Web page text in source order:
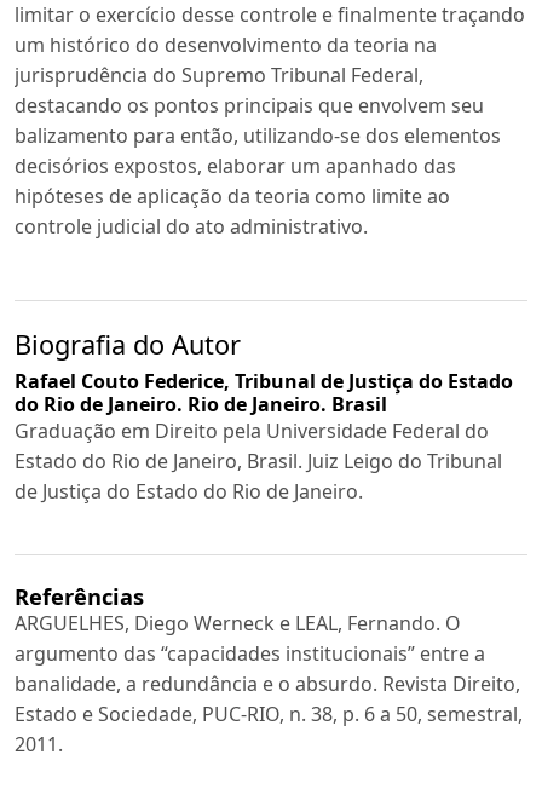
limitar o exercício desse controle e finalmente traçando
um histórico do desenvolvimento da teoria na
jurisprudência do Supremo Tribunal Federal,
destacando os pontos principais que envolvem seu
balizamento para então, utilizando-se dos elementos
decisórios expostos, elaborar um apanhado das
hipóteses de aplicação da teoria como limite ao
controle judicial do ato administrativo.
Biografia do Autor
Rafael Couto Federice, Tribunal de Justiça do Estado
do Rio de Janeiro. Rio de Janeiro. Brasil
Graduação em Direito pela Universidade Federal do
Estado do Rio de Janeiro, Brasil. Juiz Leigo do Tribunal
de Justiça do Estado do Rio de Janeiro.
Referências
ARGUELHES, Diego Werneck e LEAL, Fernando. O
argumento das “capacidades institucionais” entre a
banalidade, a redundância e o absurdo. Revista Direito,
Estado e Sociedade, PUC-RIO, n. 38, p. 6 a 50, semestral,
2011.